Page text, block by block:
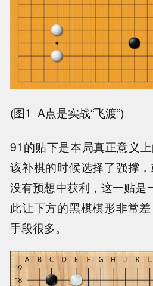
(图1 A点是实战“飞渡”)
91的贴下是本局真正意义
该补棋的时候选择了强撑
没有预想中获利，这一贴是
此让下方的黑棋棋形非常
手段很多。